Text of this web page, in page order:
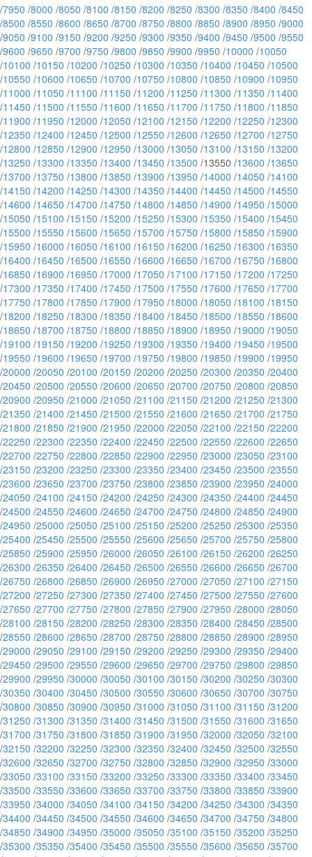
/7950 /8000 /8050 /8100 /8150 /8200 /8250 /8300 /8350 /8400 /8450
/8500 /8550 /8600 /8650 /8700 /8750 /8800 /8850 /8900 /8950 /9000
/9050 /9100 /9150 /9200 /9250 /9300 /9350 /9400 /9450 /9500 /9550
/9600 /9650 /9700 /9750 /9800 /9850 /9900 /9950 /10000 /10050
/10100 /10150 /10200 /10250 /10300 /10350 /10400 /10450 /10500
/10550 /10600 /10650 /10700 /10750 /10800 /10850 /10900 /10950
/11000 /11050 /11100 /11150 /11200 /11250 /11300 /11350 /11400
/11450 /11500 /11550 /11600 /11650 /11700 /11750 /11800 /11850
/11900 /11950 /12000 /12050 /12100 /12150 /12200 /12250 /12300
/12350 /12400 /12450 /12500 /12550 /12600 /12650 /12700 /12750
/12800 /12850 /12900 /12950 /13000 /13050 /13100 /13150 /13200
/13250 /13300 /13350 /13400 /13450 /13500 /13550 /13600 /13650
/13700 /13750 /13800 /13850 /13900 /13950 /14000 /14050 /14100
/14150 /14200 /14250 /14300 /14350 /14400 /14450 /14500 /14550
/14600 /14650 /14700 /14750 /14800 /14850 /14900 /14950 /15000
/15050 /15100 /15150 /15200 /15250 /15300 /15350 /15400 /15450
/15500 /15550 /15600 /15650 /15700 /15750 /15800 /15850 /15900
/15950 /16000 /16050 /16100 /16150 /16200 /16250 /16300 /16350
/16400 /16450 /16500 /16550 /16600 /16650 /16700 /16750 /16800
/16850 /16900 /16950 /17000 /17050 /17100 /17150 /17200 /17250
/17300 /17350 /17400 /17450 /17500 /17550 /17600 /17650 /17700
/17750 /17800 /17850 /17900 /17950 /18000 /18050 /18100 /18150
/18200 /18250 /18300 /18350 /18400 /18450 /18500 /18550 /18600
/18650 /18700 /18750 /18800 /18850 /18900 /18950 /19000 /19050
/19100 /19150 /19200 /19250 /19300 /19350 /19400 /19450 /19500
/19550 /19600 /19650 /19700 /19750 /19800 /19850 /19900 /19950
/20000 /20050 /20100 /20150 /20200 /20250 /20300 /20350 /20400
/20450 /20500 /20550 /20600 /20650 /20700 /20750 /20800 /20850
/20900 /20950 /21000 /21050 /21100 /21150 /21200 /21250 /21300
/21350 /21400 /21450 /21500 /21550 /21600 /21650 /21700 /21750
/21800 /21850 /21900 /21950 /22000 /22050 /22100 /22150 /22200
/22250 /22300 /22350 /22400 /22450 /22500 /22550 /22600 /22650
/22700 /22750 /22800 /22850 /22900 /22950 /23000 /23050 /23100
/23150 /23200 /23250 /23300 /23350 /23400 /23450 /23500 /23550
/23600 /23650 /23700 /23750 /23800 /23850 /23900 /23950 /24000
/24050 /24100 /24150 /24200 /24250 /24300 /24350 /24400 /24450
/24500 /24550 /24600 /24650 /24700 /24750 /24800 /24850 /24900
/24950 /25000 /25050 /25100 /25150 /25200 /25250 /25300 /25350
/25400 /25450 /25500 /25550 /25600 /25650 /25700 /25750 /25800
/25850 /25900 /25950 /26000 /26050 /26100 /26150 /26200 /26250
/26300 /26350 /26400 /26450 /26500 /26550 /26600 /26650 /26700
/26750 /26800 /26850 /26900 /26950 /27000 /27050 /27100 /27150
/27200 /27250 /27300 /27350 /27400 /27450 /27500 /27550 /27600
/27650 /27700 /27750 /27800 /27850 /27900 /27950 /28000 /28050
/28100 /28150 /28200 /28250 /28300 /28350 /28400 /28450 /28500
/28550 /28600 /28650 /28700 /28750 /28800 /28850 /28900 /28950
/29000 /29050 /29100 /29150 /29200 /29250 /29300 /29350 /29400
/29450 /29500 /29550 /29600 /29650 /29700 /29750 /29800 /29850
/29900 /29950 /30000 /30050 /30100 /30150 /30200 /30250 /30300
/30350 /30400 /30450 /30500 /30550 /30600 /30650 /30700 /30750
/30800 /30850 /30900 /30950 /31000 /31050 /31100 /31150 /31200
/31250 /31300 /31350 /31400 /31450 /31500 /31550 /31600 /31650
/31700 /31750 /31800 /31850 /31900 /31950 /32000 /32050 /32100
/32150 /32200 /32250 /32300 /32350 /32400 /32450 /32500 /32550
/32600 /32650 /32700 /32750 /32800 /32850 /32900 /32950 /33000
/33050 /33100 /33150 /33200 /33250 /33300 /33350 /33400 /33450
/33500 /33550 /33600 /33650 /33700 /33750 /33800 /33850 /33900
/33950 /34000 /34050 /34100 /34150 /34200 /34250 /34300 /34350
/34400 /34450 /34500 /34550 /34600 /34650 /34700 /34750 /34800
/34850 /34900 /34950 /35000 /35050 /35100 /35150 /35200 /35250
/35300 /35350 /35400 /35450 /35500 /35550 /35600 /35650 /35700